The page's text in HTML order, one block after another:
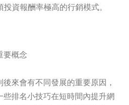
資報酬率極高的行銷模式。
要概念
來會有不同發展的重要原因，
些排名小技巧在短時間內提升網